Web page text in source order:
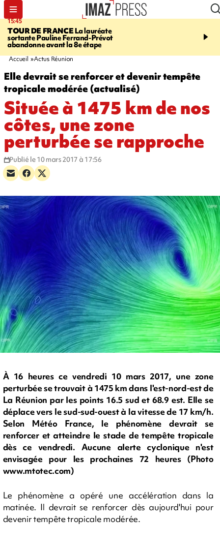
15:45
TOUR DE FRANCELa lauréate
sortante Pauline Ferrand-Prévot
abandonne avant la 8e étape
20:17
routière, concours de
Accueil Actus Réunion
Elle devrait se renforcer et devenir tempête
tropicale modérée (actualisé)
Située à 1475 km de nos
côtes, une zone
perturbée se rapproche
Publié le 10 mars 2017 à 17:56
À 16 heures ce vendredi 10 mars 2017, une zone
perturbée se trouvait à 1475 km dans l'est-nord-est de
La Réunion par les points 16.5 sud et 68.9 est. Elle se
déplace vers le sud-sud-ouest à la vitesse de 17 km/h.
Selon Météo France, le phénomène devrait se
renforcer et atteindre le stade de tempête tropicale
dès ce vendredi. Aucune alerte cyclonique n'est
envisagée pour les prochaines 72 heures (Photo
www.mtotec.com)
Le phénomène a opéré une accélération dans la
matinée. Il devrait se renforcer dès aujourd'hui pour
devenir tempête tropicale modérée.